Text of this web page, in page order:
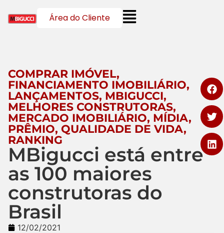
Área do Cliente
COMPRAR IMÓVEL,
FINANCIAMENTO IMOBILIÁRIO,
LANÇAMENTOS, MBIGUCCI,
MELHORES CONSTRUTORAS,
MERCADO IMOBILIÁRIO, MÍDIA,
PRÊMIO, QUALIDADE DE VIDA,
RANKING
MBigucci está entre
as 100 maiores
construtoras do
Brasil
12/02/2021